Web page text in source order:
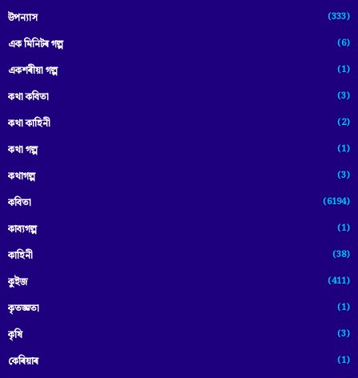
উপন্যাস (333)
এক মিনিটৰ গল্প (6)
একশৰীয়া গল্প (1)
কথা কবিতা (3)
কথা কাহিনী (2)
কথা গল্প (1)
কথাগল্প (3)
কবিতা (6194)
কাব্যগল্প (1)
কাহিনী (38)
কুইজ (411)
কৃতজ্ঞতা (1)
কৃষি (3)
কেৰিয়াৰ (1)